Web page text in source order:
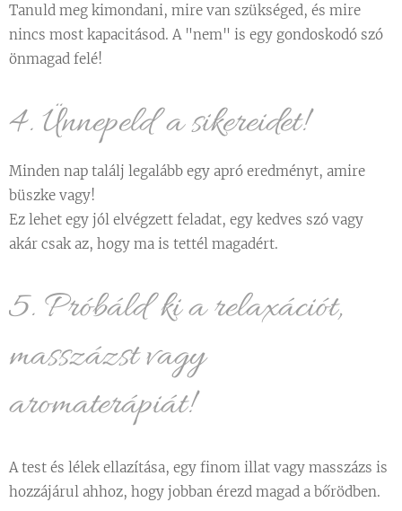
Tanuld meg kimondani, mire van szükséged, és mire
nincs most kapacitásod. A "nem" is egy gondoskodó szó
önmagad felé!
4. Ünnepeld a sikereidet! 🎉
Minden nap találj legalább egy apró eredményt, amire
büszke vagy!
Ez lehet egy jól elvégzett feladat, egy kedves szó vagy
akár csak az, hogy ma is tettél magadért.
5. Próbáld ki a relaxációt,
masszázst vagy
aromaterápiát! 🌺👐
A test és lélek ellazítása, egy finom illat vagy masszázs is
hozzájárul ahhoz, hogy jobban érezd magad a bőrödben.